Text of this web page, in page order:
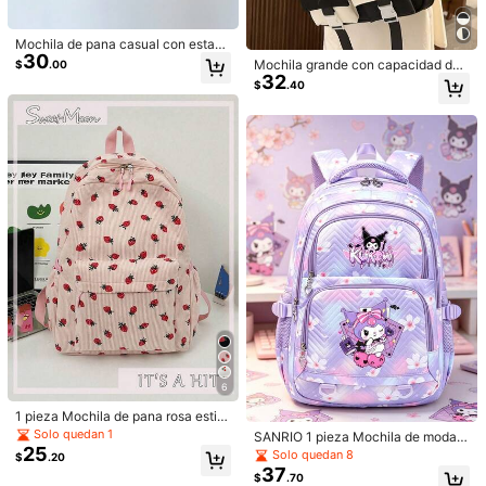
Envío a
Envío gratis(Pedidos ≥ $150.00)
Entrega estimada:10-18 Días laborables
Devoluciones aceptadas
Pagos seguros · Protección de privacidad
4.00 (2) Ver más
a***s Color: Multicolor / Tipo de Estilo: Oro púrpura
Estalcuálelcolory diseñ megustómucho
Útil (0)
Color: Multicolor / Tipo de Estilo: Naranja-púrpura
가볍고색상도산뜻해요.가격만큼이니 큰기대는금물.가볍게산책
용으로좋을것같아요.
Útil (0)
Mochila de pana casual con estam
pado de estrellas, bolso escolar uni
versitario con compartimento para
viaje de gran capacidad, bolso para
portátil para mujeres y hombres co
n estampado de estrellas, portátil, li
gero, adecuado para adolescentes,
mujeres estudiantes universitarias,
perfecto para volver al colegio, la u
niversidad, la escuela secundaria,
el primer día de clases, bolso de mu
jer de Stars Hollow
$30.00
6
1 pieza Mochila de pana rosa estilo
casual fresco con estampado de fr
esas, gran capacidad, plegable, lig
era, con múltiples bolsillos y cremal
Solo quedan 1
$25.20
Mochila grande con capacidad de
agua resistente, de PVC transparen
te con bolsillo doble y hebilla, para
universitario con múltiples bolsillos
y una pequeña bolsa redonda, ade
cuada para la escuela, el transport
e y los viajes, de vuelta a la tempor
ada escolar.
$32.40
SANRIO 1 pieza Mochila de moda p
ara mujer con estampado de Kurom
i, mochila de nylon de gran capacid
ad en color púrpura con correas aju
Solo quedan 8
$37.70